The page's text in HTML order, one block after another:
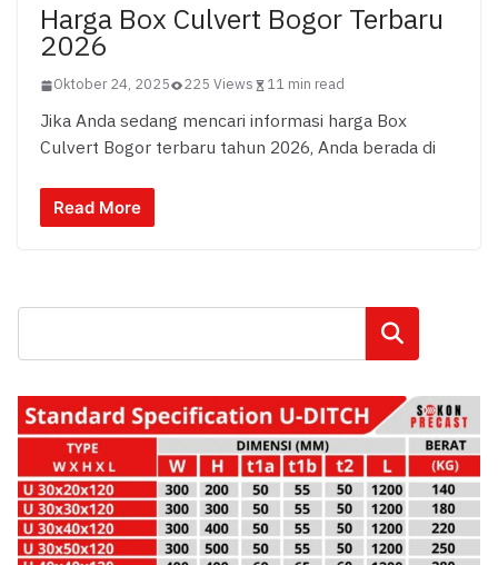
Harga Box Culvert Bogor Terbaru
2026
Oktober 24, 2025 225 Views 11 min read
Jika Anda sedang mencari informasi harga Box
Culvert Bogor terbaru tahun 2026, Anda berada di
Read More
Cari